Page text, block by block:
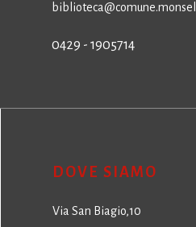
0429 - 1905714
DOVE SIAMO
Via San Biagio,10